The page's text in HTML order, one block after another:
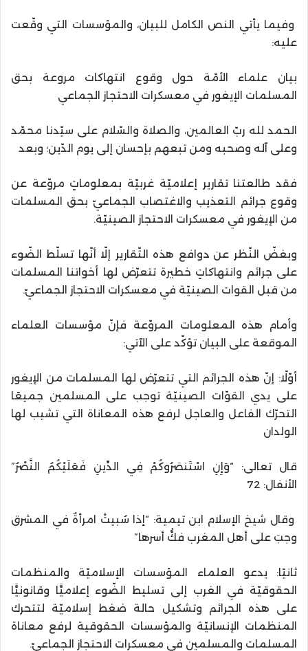
وفيما يأتي النص الكامل للبيان، والمؤسسات التي وقّعت
عليه:
بيان علماء الأمّة حول وقوع انتهاكات مروعة بحق
المسلمات الإيغور في معسكرات الاحتجاز الجماعي
الحمد لله ربّ العالمين، والصلاة والسّلام على سيّدنا محمّد
وعلى آله وصحبه ومن تبعهم بإحسان إلى يوم الدّين؛ وبعد
فقد طالعتنا تقارير إعلاميّة غربيّة بمعلوماتٍ مروّعة عن
وقوع جرائم التعذيب والاغتصاب الجماعيّ بحق المسلمات
من الإيغور في معسكرات الاحتجاز الصينيّة.
وبغضّ النّظر عن دوافع هذه التّقارير إلّا أنّها تسلّط الضّوء
على جرائم وانتهاكاتٍ خطيرة تتعرّض لها أخواتنا المسلمات
من قبل القوات الصينيّة في معسكرات الاحتجاز الجماعيّ.
وأمام هذه المعلومات المروّعة فإنّ مؤسسات العلماء
الموقعة على البيان تؤكّد على الآتي:
أوّلًا: إنّ هذه الجرائم التي تتعرّض لها المسلمات من الإيغور
على يدي القوّات الصينيّة توجب على المسلمين جميعًا
التحرّك الفاعل والعاجل لرفع هذه المعاناة التي تشيب لها
الولدان
قال تعالى: “وَإِنِ اسْتَنصَرُوكُمْ فِي الدِّينِ فَعَلَيْكُمُ النَّصْرُ”
الأنفال: 72
وقال شيخ الإسلام ابن تيمية: “إذا سُبيتْ امرأةٌ في المشرق
وجبَ على أهل المغرب فكُّ أسرها”
ثانيًا: يدعو العلماء المؤسسات الإسلاميّة والمنظمات
الحقوقيّة في الغرب إلى تسليط الضّوء إعلاميًّا وقانونيًّا
على هذه الجرائم وتشكيل حالة ضغط إسلاميّة لتتحرك
المنظمات الإنسانيّة والمؤسسات الحقوقية لرفع معاناة
المسلمات والمسلمين في معسكرات الاحتجاز الجماعيّ.